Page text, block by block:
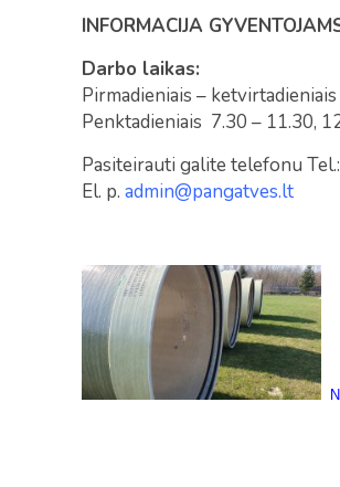
INFORMACIJA
Darbo laikas:
Pirmadieniais –
Penktadieniais 7.30 – 11.30,
Pasiteirauti galite telefonu
El. p.admin@pangatves.lt